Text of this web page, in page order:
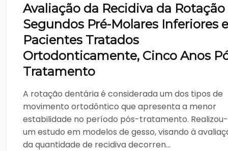
Avaliação da Recidiva da Rotação
Segundos Pré-Molares Inferiores
Pacientes Tratados
Ortodonticamente, Cinco Anos
Tratamento
A rotação dentária é considerada um dos tipos de
movimento ortodôntico que apresenta a menor
estabilidade no período pós-tratamento.
um estudo em modelos de gesso, visando à
da quantidade de recidiva decorren...